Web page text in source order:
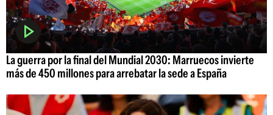
La guerra por la final del Mundial 2030: Marruecos invierte
más de 450 millones para arrebatar la sede a España